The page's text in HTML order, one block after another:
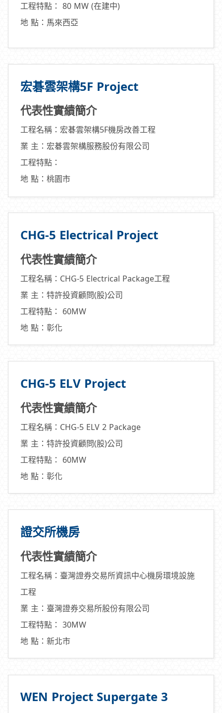
工程特點： 80 MW (在建中)
地 點：馬來西亞
宏碁雲架構5F Project
代表性實績簡介
工程名稱：宏碁雲架構5F機房改善工程
業 主：宏碁雲架構服務股份有限公司
工程特點：
地 點：桃園市
CHG-5 Electrical Project
代表性實績簡介
工程名稱：CHG-5 Electrical Package工程
業 主：特許投資顧問(股)公司
工程特點： 60MW
地 點：彰化
CHG-5 ELV Project
代表性實績簡介
工程名稱：CHG-5 ELV 2 Package
業 主：特許投資顧問(股)公司
工程特點： 60MW
地 點：彰化
證交所機房
代表性實績簡介
工程名稱：臺灣證券交易所資訊中心機房環境設施
工程
業 主：臺灣證券交易所股份有限公司
工程特點： 30MW
地 點：新北市
WEN Project Supergate 3